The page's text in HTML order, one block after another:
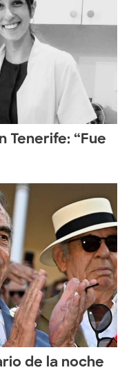
Tenerife: “Fue
de la noche